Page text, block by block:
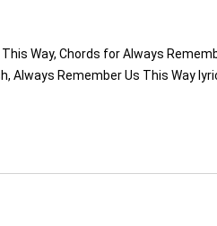
Way, Chords for Always
Always Remember Us This Way